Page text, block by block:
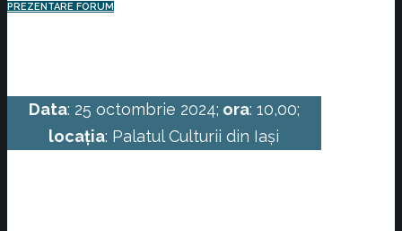
PREZENTARE FORUM
Data: 25 octombrie 2024; ora: 10,00;
locația: Palatul Culturii din Iași